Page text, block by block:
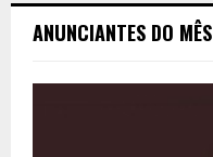
ANUNCIANTES DO MÊS